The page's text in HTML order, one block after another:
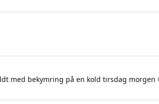
med bekymring på en kold tirsdag morgen